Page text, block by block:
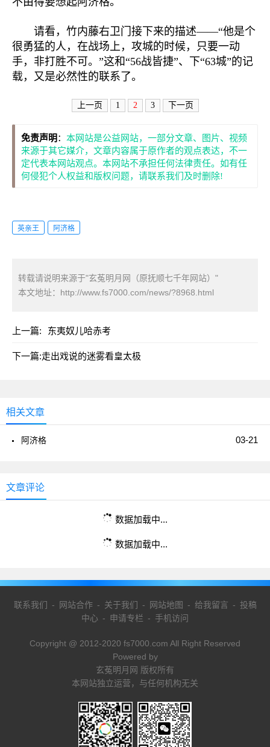
请看，竹内藤右卫门接下来的描述——“他是个
很勇猛的人，在战场上，攻城的时候，只要一动
手，非打胜不可。”这和“56战皆捷”、下“63城”的记
载，又是必然性的联系了。
上一页 1 2 3 下一页
免责声明 ： 本网站是公益网站，一部分文章、图片、视频
来源于其它媒介，文章内容属于原作者的观点表达，不一
定代表本网站观点。本网站不承担任何法律责任。如有任
何侵犯个人权益和版权问题，请联系我们及时删除!
英亲王 阿济格
转载请说明来源于"玄菟明月网（原抚顺七千年网站）"
本文地址： http://www.fs7000.com/news/?8968.html
上一篇: 东夷奴儿哈赤考
下一篇:走出戏说的迷雾看皇太极
相关文章
03-21
阿济格
文章评论
数据加载中...
数据加载中...
联系我们 - 网站合作- 关于我们 - 网站地图 - 给我留言 - 投稿
中心 - 申请专栏 - 手机访问
Copyright @ 2012-2020 fs7000.com All Right Reserved
Powered by
玄菟明月网 版权所有
本网站独立运营，与任何机构无关